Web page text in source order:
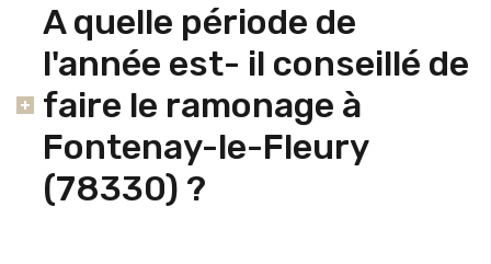
A quelle période de
l'année est- il conseillé de
faire le ramonage à
Fontenay-le-Fleury
(78330) ?